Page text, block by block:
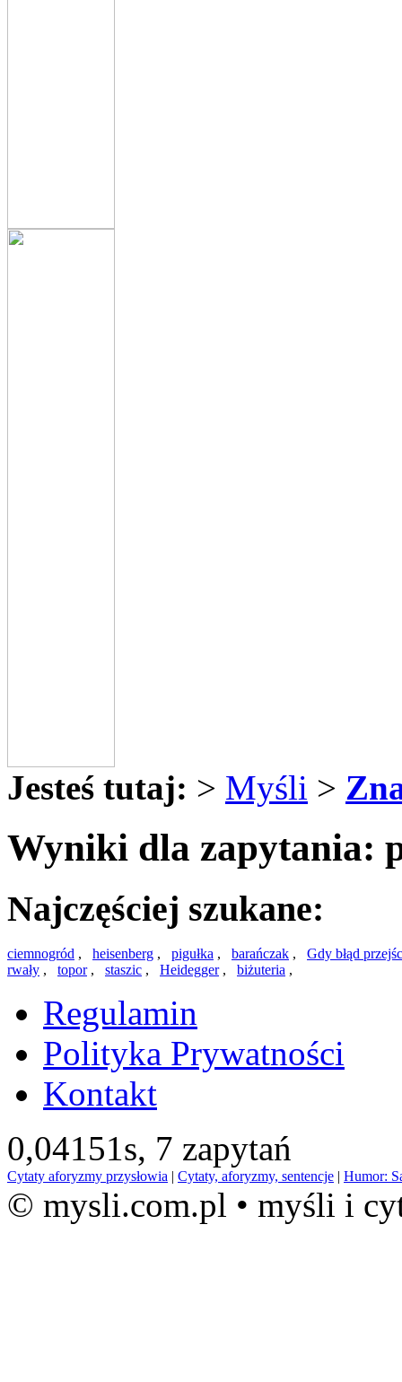
Jesteś tutaj: > Myśli >
Wyniki dla zapytania:
Najczęściej szukane:
ciemnogród , heisenberg , pigułka , barańczak , Gdy błąd
rwały , topor, staszic , Heidegger, biżuteria ,
Regulamin
Polityka Prywatności
Kontakt
0,04151s, 7 zapytań
Cytaty aforyzmy przysłowia | Cytaty, aforyzmy, sentencje | Humor:
© mysli.com.pl • myśli i